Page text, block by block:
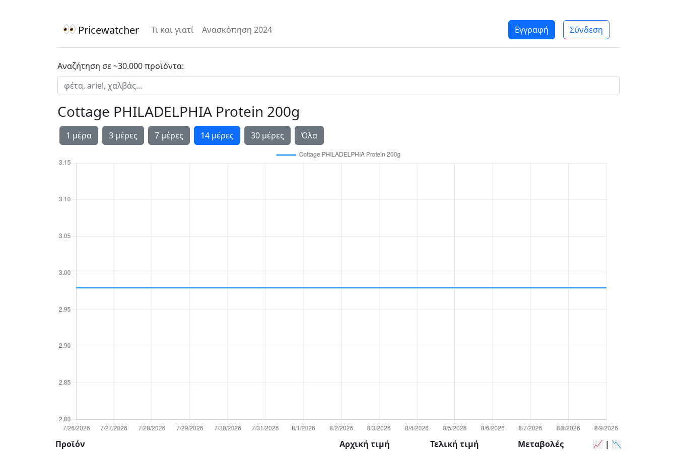
Pricewatcher Τι και γιατί Ανασκόπηση 2024 Εγγραφή Σύνδεση
Αναζήτηση σε ~30.000 προϊόντα:
Cottage PHILADELPHIA Protein 200g
1 μέρα 3 μέρες 7 μέρες 14 μέρες 30 μέρες Όλα
Προϊόν Αρχική τιμή Τελική τιμή Μεταβολές 📈 | 📉